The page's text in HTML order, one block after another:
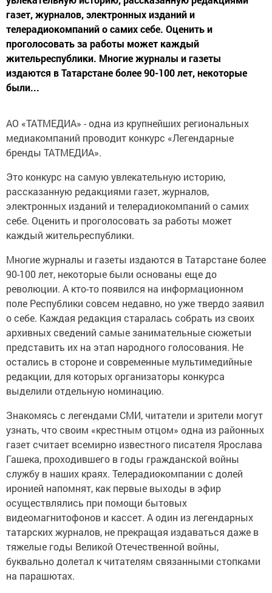
газет, журналов, электронных изданий и
телерадиокомпаний о самих себе. Оценить и
проголосовать за работы может каждый
жительреспублики. Многие журналы и газеты
издаются в Татарстане более 90-100 лет, некоторые
были...
АО «ТАТМЕДИА» - одна из крупнейших региональных
медиакомпаний проводит конкурс «Легендарные
бренды ТАТМЕДИА».
Это конкурс на самую увлекательную историю,
рассказанную редакциями газет, журналов,
электронных изданий и телерадиокомпаний о самих
себе. Оценить и проголосовать за работы может
каждый жительреспублики.
Многие журналы и газеты издаются в Татарстане более
90-100 лет, некоторые были основаны еще до
революции. А кто-то появился на информационном
поле Республики совсем недавно, но уже твердо заявил
о себе. Каждая редакция старалась собрать из своих
архивных сведений самые занимательные сюжетыи
представить их на этап народного голосования. Не
остались в стороне и современные мультимедийные
редакции, для которых организаторы конкурса
выделили отдельную номинацию.
Знакомясь с легендами СМИ, читатели и зрители могут
узнать, что своим «крестным отцом» одна из районных
газет считает всемирно известного писателя Ярослава
Гашека, проходившего в годы гражданской войны
службу в наших краях. Телерадиокомпании с долей
иронией напомнят, как первые выходы в эфир
осуществлялись при помощи бытовых
видеомагнитофонов и кассет. А один из легендарных
татарских журналов, не прекращая издаваться даже в
тяжелые годы Великой Отечественной войны,
буквально долетал к читателям связанными стопками
на парашютах.